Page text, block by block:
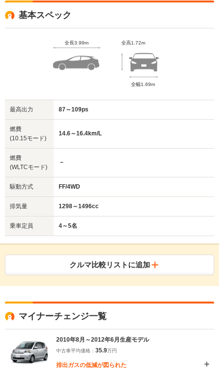
基本スペック
全長3.99m 全高1.72m
全幅1.69m
最高出力 87～109ps
燃費
(10.15モード)
14.6～16.4km/L
燃費
(WLTCモード)
－
駆動方式 FF/4WD
排気量 1298～1496cc
乗車定員 4～5名
クルマ比較リストに追加
マイナーチェンジ一覧
2010年8月～2012年6月生産モデル
中古車平均価格： 35.9万円
排出ガスの低減が図られた